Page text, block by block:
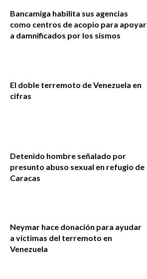
Bancamiga habilita sus agencias
como centros de acopio para apoyar
a damnificados por los sismos
El doble terremoto de Venezuela en
cifras
Detenido hombre señalado por
presunto abuso sexual en refugio de
Caracas
Neymar hace donación para ayudar
a víctimas del terremoto en
Venezuela